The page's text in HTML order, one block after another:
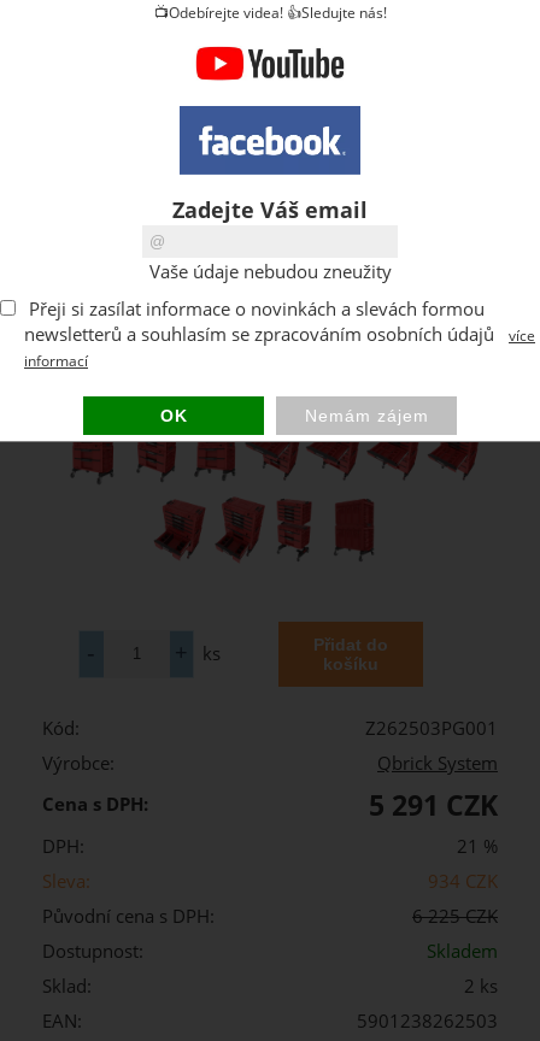
ks
Kód:
Z262503PG001
Výrobce:
Qbrick System
Cena s DPH:
5 291 CZK
DPH:
21 %
Sleva:
934 CZK
Původní cena s DPH:
6 225 CZK
Dostupnost:
Skladem
Sklad:
2 ks
EAN:
5901238262503
📺Odebírejte videa! 👍Sledujte nás!
Zadejte Váš email
Vaše údaje nebudou zneužity
Přeji si zasílat informace o novinkách a slevách formou
newsletterů a souhlasím se zpracováním osobních údajů
více
informací